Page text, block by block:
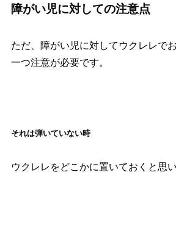
障がい児に対しての注意点
ただ、障がい児に対してウクレレで
一つ注意が必要です。
それは弾いていない時
ウクレレをどこかに置いておくと思い